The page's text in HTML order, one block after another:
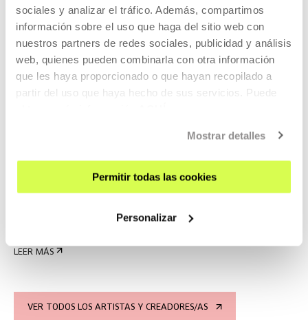
sociales y analizar el tráfico. Además, compartimos
información sobre el uso que haga del sitio web con
nuestros partners de redes sociales, publicidad y análisis
web, quienes pueden combinarla con otra información
que les haya proporcionado o que hayan recopilado a
partir del uso que haya hecho de sus servicios. Puede
Mostrar detalles
Permitir todas las cookies
Personalizar
Presentación de proyectos
Immaterial 2021
LEER MÁS
VER TODOS LOS ARTISTAS Y CREADORES/AS